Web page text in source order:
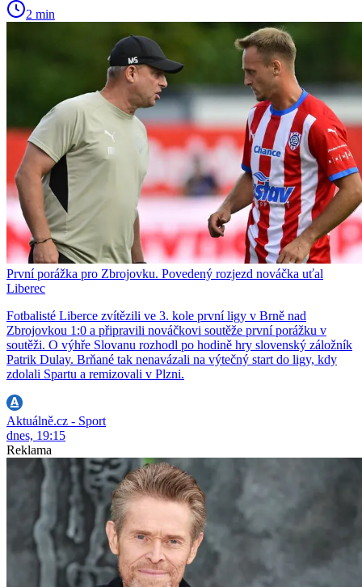
2 min
První porážka pro Zbrojovku. Povedený rozjezd nováčka uťal
Liberec
Fotbalisté Liberce zvítězili ve 3. kole první ligy v Brně nad
Zbrojovkou 1:0 a připravili nováčkovi soutěže první porážku v
soutěži. O výhře Slovanu rozhodl po hodině hry slovenský záložník
Patrik Dulay. Brňané tak nenavázali na výtečný start do ligy, kdy
zdolali Spartu a remizovali v Plzni.
Aktuálně.cz - Sport
dnes, 19:15
Reklama